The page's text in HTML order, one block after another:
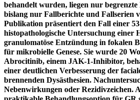
behandelt wurden, liegen nur
bislang nur Fallberichte und Fallserien
Publikation präsentiert den Fall einer
histopathologische Untersuchung einer
granulomatöse Entzündung in fokalen
für mikrobielle Genese. Sie wurde 20
Abrocitinib, einem JAK-1-Inhibitor,
einer deutlichen Verbesserung der
brennenden Dysästhesien.
Nebenwirkungen oder Rezidivzeichen.